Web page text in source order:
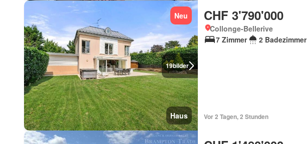
19bilder
Neu
Haus
CHF 3'790'000
Collonge-Bellerive
7 Zimmer
2 Badezimmer
Vor 2 Tagen, 2 Stunden